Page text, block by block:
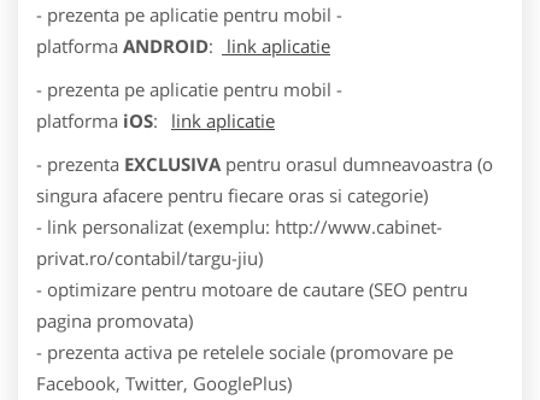
- prezenta pe aplicatie pentru mobil -
platforma ANDROID:
link aplicatie
- prezenta pe aplicatie pentru mobil -
platforma iOS:
link aplicatie
- prezenta EXCLUSIVA pentru orasul dumneavoastra (o
singura afacere pentru fiecare oras si categorie)
- link personalizat (exemplu: http://www.cabinet-
privat.ro/contabil/targu-jiu)
- optimizare pentru motoare de cautare (SEO pentru
pagina promovata)
- prezenta activa pe retelele sociale (promovare pe
Facebook, Twitter, GooglePlus)